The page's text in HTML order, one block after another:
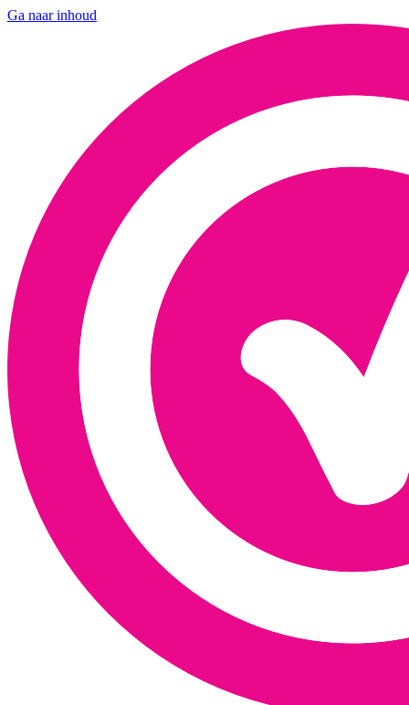
Ga naar inhoud